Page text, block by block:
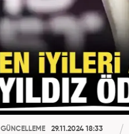
GÜNCELLEME 29.11.2024 18:33